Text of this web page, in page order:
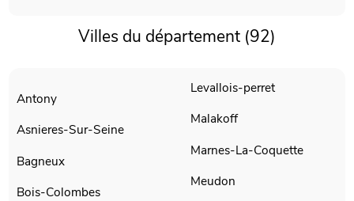
Villes du département (92)
Antony
Asnieres-Sur-Seine
Bagneux
Bois-Colombes
Levallois-perret
Malakoff
Marnes-La-Coquette
Meudon